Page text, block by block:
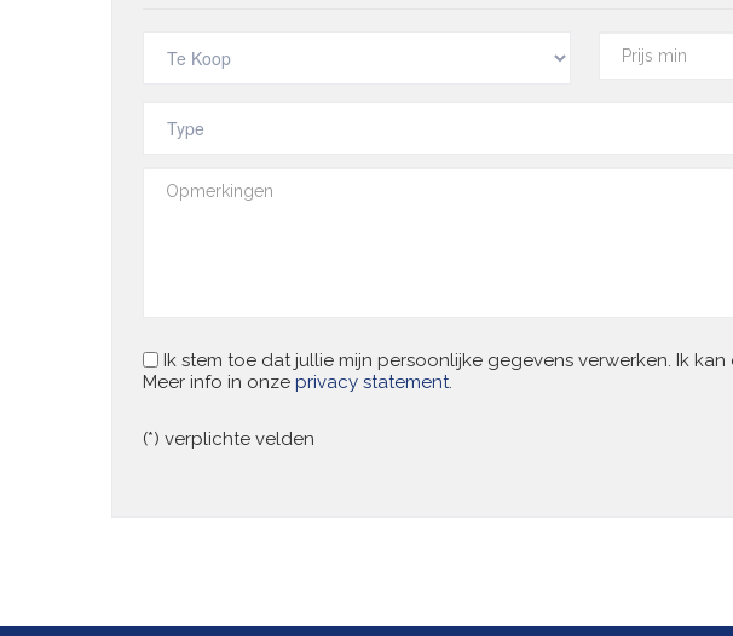
Ik stem toe dat jullie mijn persoonlijke gegevens verwerken. Ik
Meer info in onze privacy statement.
(*) verplichte velden